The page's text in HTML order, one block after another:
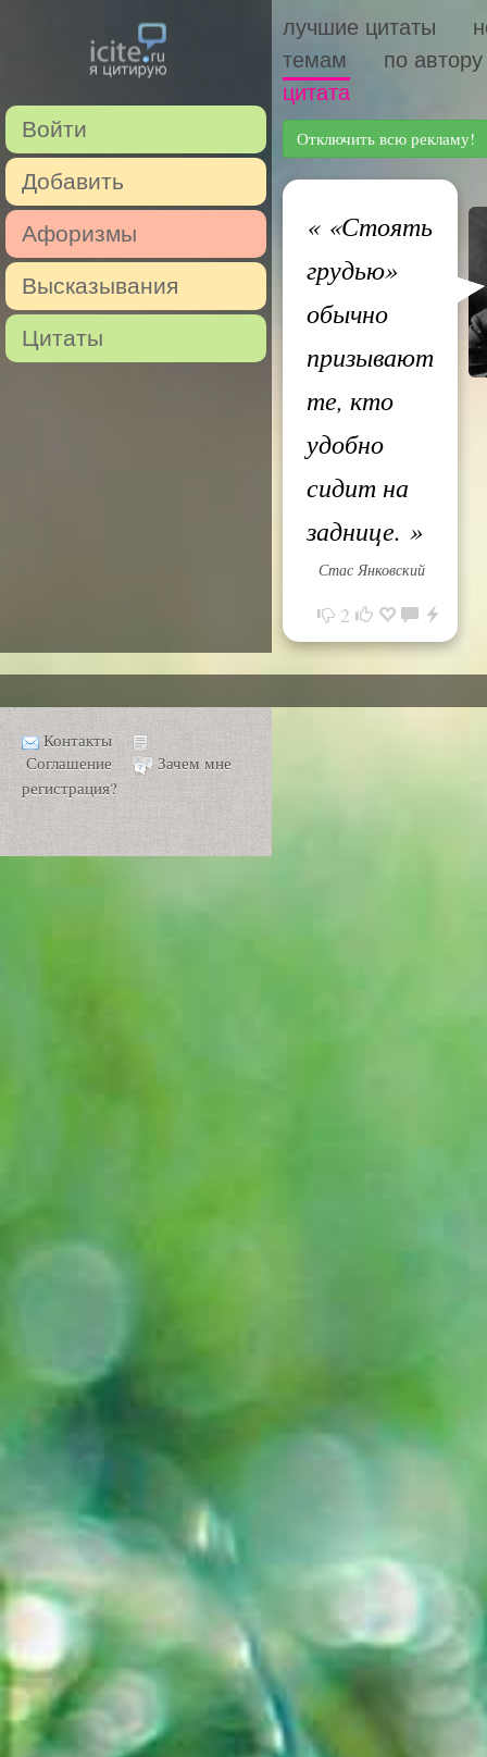
Войти
Добавить
Афоризмы
Высказывания
Цитаты
лучшие цитаты
темам
по автору
цитата
Отключить всю рекламу!
««Стоять
грудью»
обычно
призывают
те, кто
удобно
сидит на
заднице. »
Стас Янковский
2
Контакты
Соглашение
Зачем мне
регистрация?